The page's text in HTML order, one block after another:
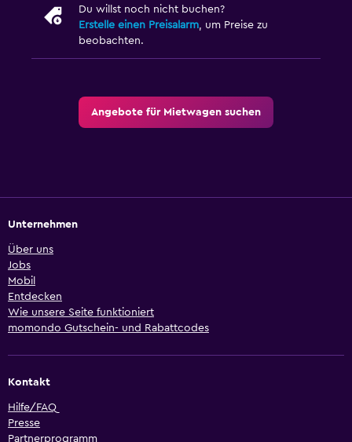
Du willst noch nicht buchen?
Erstelle einen Preisalarm, um Preise zu
beobachten.
Angebote für Mietwagen suchen
Unternehmen
Über uns
Jobs
Mobil
Entdecken
Wie unsere Seite funktioniert
momondo Gutschein- und Rabattcodes
Kontakt
Hilfe/FAQ
Presse
Partnerprogramm